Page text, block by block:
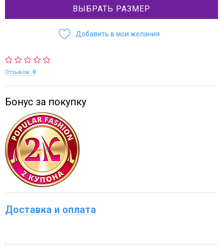
ВЫБРАТЬ РАЗМЕР
Добавить в мои желания
Отзывов: 0
Бонус за покупку
Доставка и оплата